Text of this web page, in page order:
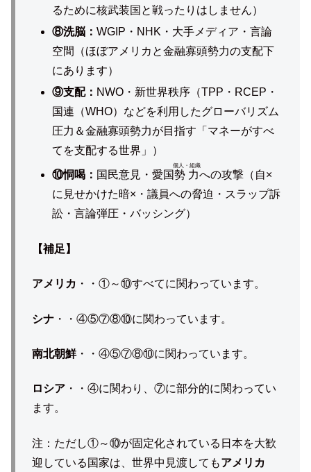
るために核武装国と戦ったりはしません）
⑧洗脳：WGIP・NHK・大手メディア・言論
空間（ほぼアメリカと金融寡頭勢力の支配下
にあります）
⑨支配： NWO・新世界秩序（TPP・RCEP・
国連（WHO）などを利用したグローバリズム
圧力＆金融寡頭勢力が目指す「マネーがすべ
てを支配する世界」）
⑩恫喝： 国民意見・愛国勢力
個人・組織
への攻撃（自×
に見せかけた暗×・議員への脅迫・スラップ訴
訟・言論弾圧・バッシング）
【補足】
アメリカ ・・①～⑩すべてに関わっています。
シナ ・・④⑤⑦⑧⑩に関わっています。
南北朝鮮・・④⑤⑦⑧⑩に関わっています。
ロシア ・・④に関わり、⑦に部分的に関わってい
ます。
注：ただし①～⑩が固定化されている日本を大歓
迎している国家は、世界中見渡してもアメリカ